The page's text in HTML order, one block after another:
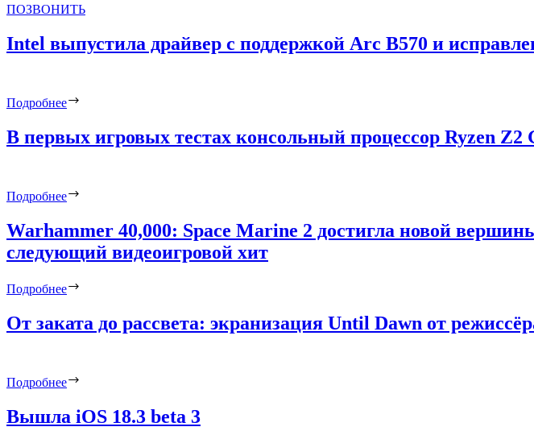
ПОЗВОНИТЬ
Intel выпустила драйвер с поддержкой Arc B570 и
Подробнее
В первых игровых тестах консольный процессор Ryzen Z2
Подробнее
Warhammer 40,000: Space Marine 2 достигла новой
следующий видеоигровой хит
Подробнее
От заката до рассвета: экранизация Until Dawn от
Подробнее
Вышла iOS 18.3 beta 3